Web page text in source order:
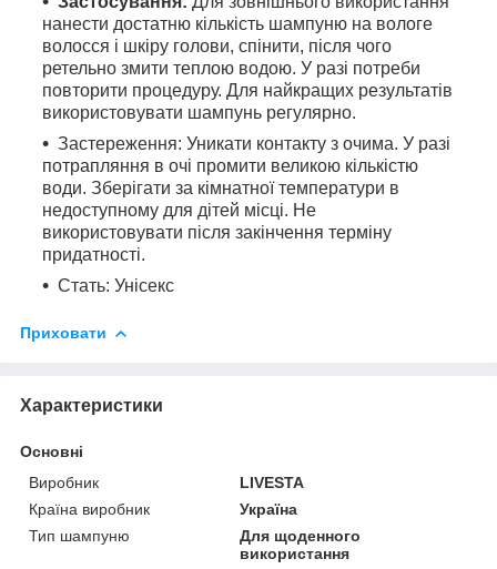
нанести достатню кількість шампуню на вологе
волосся і шкіру голови, спінити, після чого
ретельно змити теплою водою. У разі потреби
повторити процедуру. Для найкращих результатів
використовувати шампунь регулярно.
Застереження: Уникати контакту з очима. У разі
потрапляння в очі промити великою кількістю
води. Зберігати за кімнатної температури в
недоступному для дітей місці. Не
використовувати після закінчення терміну
придатності.
Стать: Унісекс
Приховати
Характеристики
Основні
Виробник
LIVESTA
Країна виробник
Україна
Тип шампуню
Для щоденного
використання